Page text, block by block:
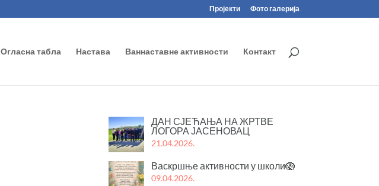
Пројекти Фото галерија
Огласна табла Настава Ваннаставне активности Контакт
ДАН СЈЕЋАЊА НА ЖРТВЕ
ЛОГОРА ЈАСЕНОВАЦ
21.04.2026.
Васкршње активности у школи🪺
09.04.2026.